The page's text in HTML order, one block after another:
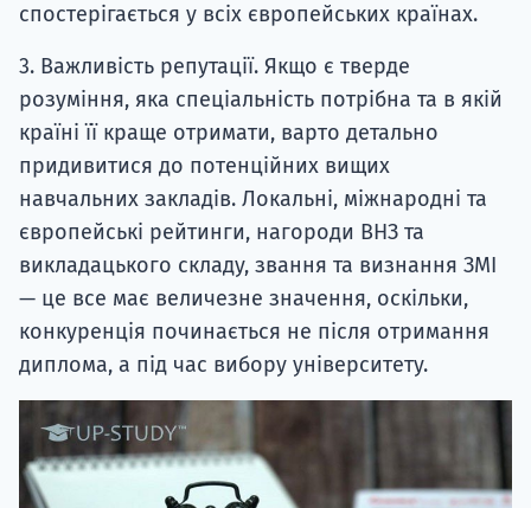
спостерігається у всіх європейських країнах.
3. Важливість репутації. Якщо є тверде
розуміння, яка спеціальність потрібна та в якій
країні її краще отримати, варто детально
придивитися до потенційних вищих
навчальних закладів. Локальні, міжнародні та
європейські рейтинги, нагороди ВНЗ та
викладацького складу, звання та визнання ЗМІ
— це все має величезне значення, оскільки,
конкуренція починається не після отримання
диплома, а під час вибору університету.